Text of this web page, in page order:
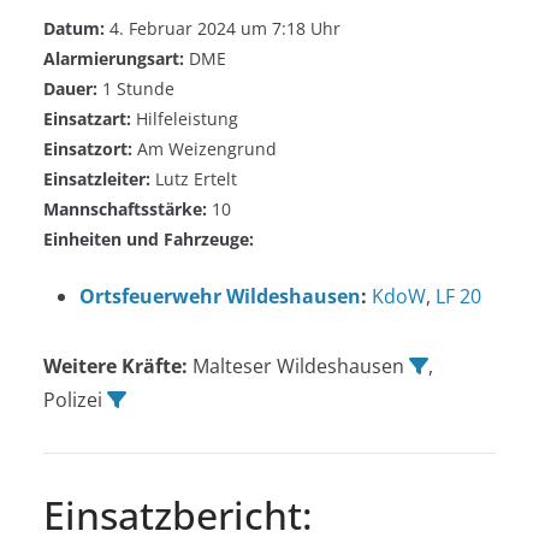
Datum: 4. Februar 2024 um 7:18 Uhr
Alarmierungsart: DME
Dauer: 1 Stunde
Einsatzart: Hilfeleistung
Einsatzort: Am Weizengrund
Einsatzleiter: Lutz Ertelt
Mannschaftsstärke: 10
Einheiten und Fahrzeuge:
Ortsfeuerwehr Wildeshausen: KdoW, LF 20
Weitere Kräfte: Malteser Wildeshausen
,
Polizei
Einsatzbericht: